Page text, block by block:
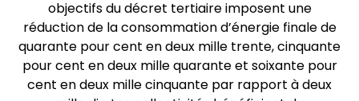
objectifs du décret tertiaire imposent une
réduction de la consommation d’énergie finale de
quarante pour cent en deux mille trente, cinquante
pour cent en deux mille quarante et soixante pour
cent en deux mille cinquante par rapport à deux